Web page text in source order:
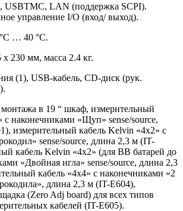
USBTMC, LAN (поддержка SCPI).
управление I/O (вход/ выход).
°С … 40 °С.
230 мм, масса 2.4 кг.
(1), USB-кабель, CD-диск (рук.
в 19 “ шкаф, измерительный
с наконечниками «Щуп» sense/source,
измерительный кабель Kelvin «4х2» с
sense/source, длина 2,3 м (IT-
кабель Kelvin «4х2» (для ВВ батарей до
«Двойная игла» sense/source, длина 2,3
кабель «4х4» с наконечниками «2
длина 2,3 м (IT-E604),
(Zero Adj board) для всех типов
кабелей (IT-E605).